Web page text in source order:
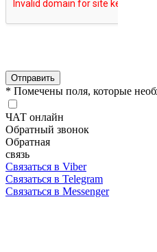
Отправить
* Помечены поля, которые
ЧАТ онлайн
Обратный звонок
Обратная
связь
Связаться в Viber
Связаться в Telegram
Связаться в Messenger